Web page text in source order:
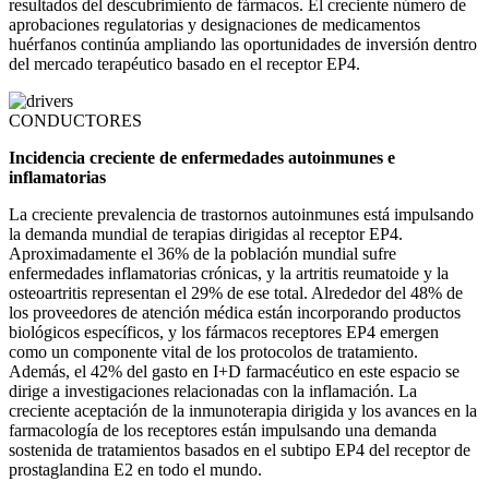
resultados del descubrimiento de fármacos. El creciente número de
aprobaciones regulatorias y designaciones de medicamentos
huérfanos continúa ampliando las oportunidades de inversión dentro
del mercado terapéutico basado en el receptor EP4.
CONDUCTORES
Incidencia creciente de enfermedades autoinmunes e
inflamatorias
La creciente prevalencia de trastornos autoinmunes está impulsando
la demanda mundial de terapias dirigidas al receptor EP4.
Aproximadamente el 36% de la población mundial sufre
enfermedades inflamatorias crónicas, y la artritis reumatoide y la
osteoartritis representan el 29% de ese total. Alrededor del 48% de
los proveedores de atención médica están incorporando productos
biológicos específicos, y los fármacos receptores EP4 emergen
como un componente vital de los protocolos de tratamiento.
Además, el 42% del gasto en I+D farmacéutico en este espacio se
dirige a investigaciones relacionadas con la inflamación. La
creciente aceptación de la inmunoterapia dirigida y los avances en la
farmacología de los receptores están impulsando una demanda
sostenida de tratamientos basados ​​en el subtipo EP4 del receptor de
prostaglandina E2 en todo el mundo.